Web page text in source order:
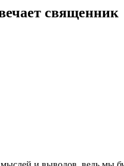
священник